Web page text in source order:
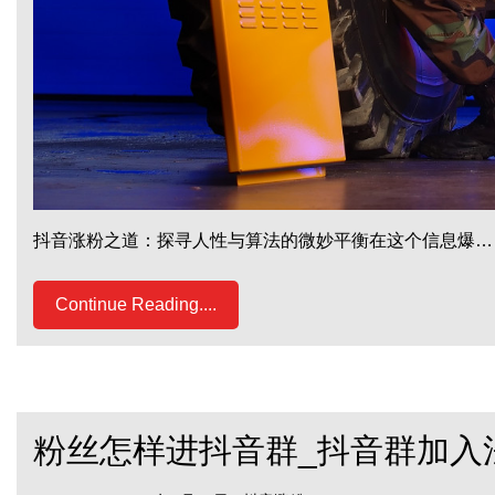
抖音涨粉之道：探寻人性与算法的微妙平衡在这个信息爆…
Continue Reading....
粉丝怎样进抖音群_抖音群加入